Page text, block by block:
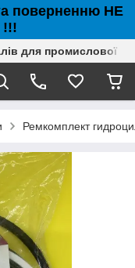
поверненню НЕ
для промислової
Ремкомплект